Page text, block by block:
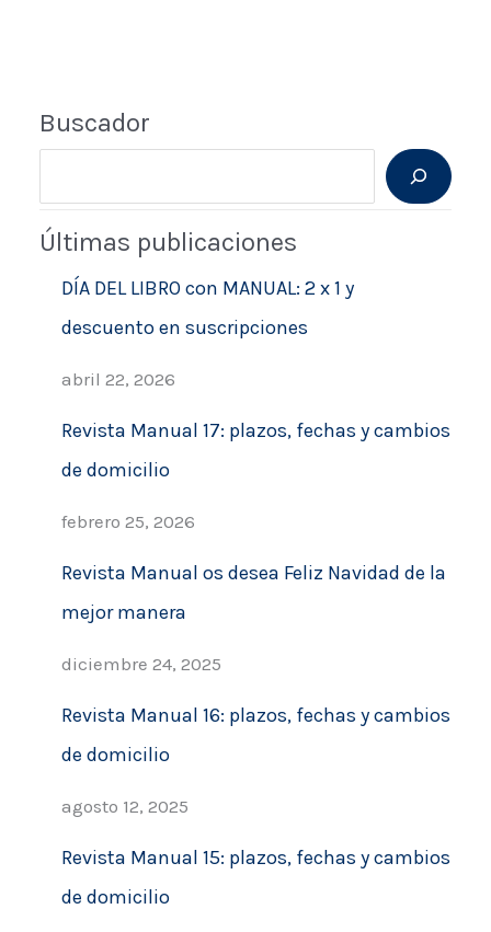
Buscador
u
sÚltimas publicaciones
DÍA DEL LIBRO con MANUAL: 2 x 1 y
descuento en suscripciones
abril 22, 2026
Revista Manual 17: plazos, fechas y cambios
de domicilio
febrero 25, 2026
Revista Manual os desea Feliz Navidad de la
mejor manera
diciembre 24, 2025
Revista Manual 16: plazos, fechas y cambios
de domicilio
agosto 12, 2025
Revista Manual 15: plazos, fechas y cambios
de domicilio